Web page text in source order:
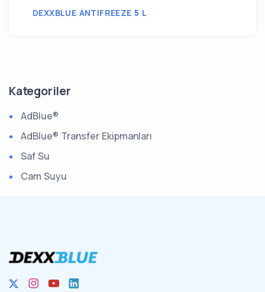
DEXXBLUE ANTIFREEZE 5 L
Kategoriler
AdBlue®
AdBlue® Transfer Ekipmanları
Saf Su
Cam Suyu